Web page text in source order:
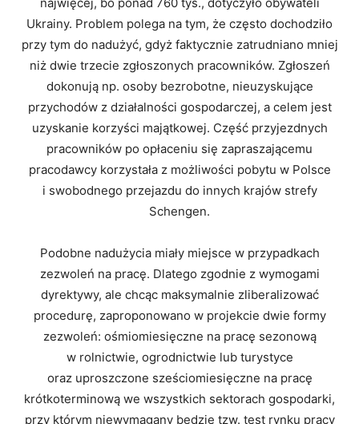
Ukrainy. Problem polega na tym, że często dochodziło
przy tym do nadużyć, gdyż faktycznie zatrudniano mniej
niż dwie trzecie zgłoszonych pracowników. Zgłoszeń
dokonują np. osoby bezrobotne, nieuzyskujące
przychodów z działalności gospodarczej, a celem jest
uzyskanie korzyści majątkowej. Część przyjezdnych
pracowników po opłaceniu się zapraszającemu
pracodawcy korzystała z możliwości pobytu w Polsce
i swobodnego przejazdu do innych krajów strefy
Schengen.
Podobne nadużycia miały miejsce w przypadkach
zezwoleń na pracę. Dlatego zgodnie z wymogami
dyrektywy, ale chcąc maksymalnie zliberalizować
procedurę, zaproponowano w projekcie dwie formy
zezwoleń: ośmiomiesięczne na pracę sezonową
w rolnictwie, ogrodnictwie lub turystyce
oraz uproszczone sześciomiesięczne na pracę
krótkoterminową we wszystkich sektorach gospodarki,
przy którym niewymagany będzie tzw. test rynku pracy